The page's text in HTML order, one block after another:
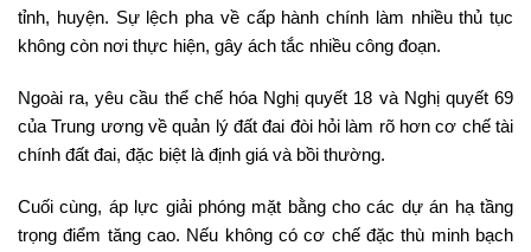
tỉnh, huyện. Sự lệch pha về cấp hành chính làm nhiều thủ tục
không còn nơi thực hiện, gây ách tắc nhiều công đoạn.
Ngoài ra, yêu cầu thể chế hóa Nghị quyết 18 và Nghị quyết 69
của Trung ương về quản lý đất đai đòi hỏi làm rõ hơn cơ chế tài
chính đất đai, đặc biệt là định giá và bồi thường.
Cuối cùng, áp lực giải phóng mặt bằng cho các dự án hạ tầng
trọng điểm tăng cao. Nếu không có cơ chế đặc thù minh bạch